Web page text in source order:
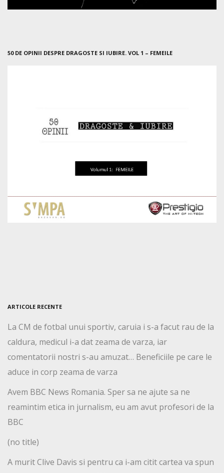
50 DE OPINII DESPRE DRAGOSTE SI IUBIRE. VOL 1 – FEMEILE
ARTICOLE RECENTE
La CM de fotbal unui sportiv, caruia i s-a facut rau de la
caldura, medicul i-a dat zeama de varza, iar
comentatorii nostri s-au amuzat… Beneficiile pe care le
aduce in corp zeama de varza
Avem BBC News Romania. Sper sa ne ajute sa ne
reamintim etica in jurnalism, eu am avut profesori de la
BBC
(no title)
A murit Clive Davis si pentru ca i-am citit cartea va spun